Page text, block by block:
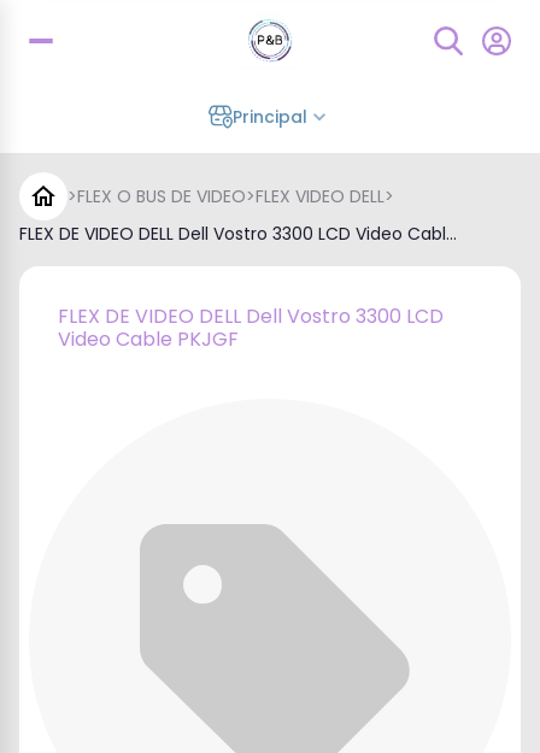
Principal
>FLEX O BUS DE VIDEO>FLEX VIDEO DELL>
FLEX DE VIDEO DELL Dell Vostro 3300 LCD Video Cabl...
FLEX DE VIDEO DELL Dell Vostro 3300 LCD
Video Cable PKJGF